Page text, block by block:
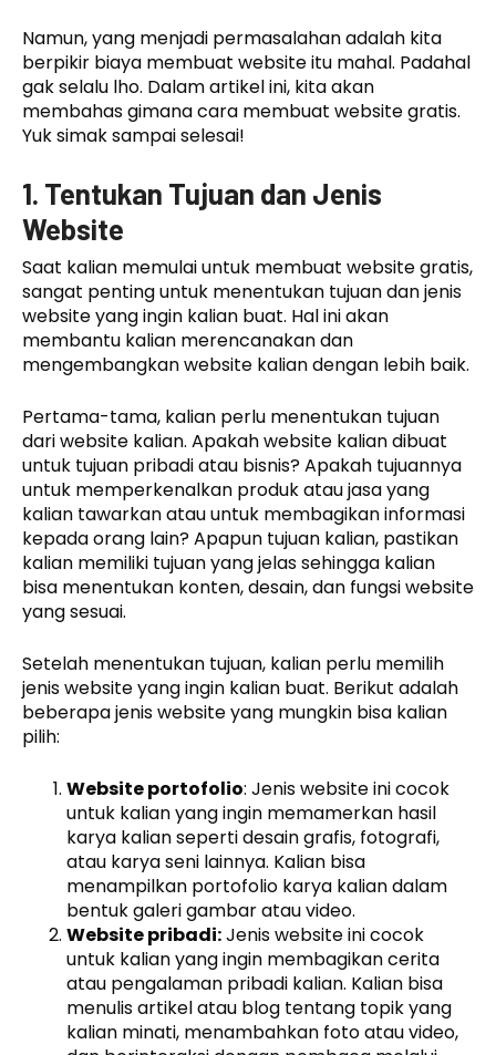
Namun, yang menjadi permasalahan adalah kita
berpikir biaya membuat website itu mahal. Padahal
gak selalu lho. Dalam artikel ini, kita akan
membahas gimana cara membuat website gratis.
Yuk simak sampai selesai!
1. Tentukan Tujuan dan Jenis
Website
Saat kalian memulai untuk membuat website gratis,
sangat penting untuk menentukan tujuan dan jenis
website yang ingin kalian buat. Hal ini akan
membantu kalian merencanakan dan
mengembangkan website kalian dengan lebih baik.
Pertama-tama, kalian perlu menentukan tujuan
dari website kalian. Apakah website kalian dibuat
untuk tujuan pribadi atau bisnis? Apakah tujuannya
untuk memperkenalkan produk atau jasa yang
kalian tawarkan atau untuk membagikan informasi
kepada orang lain? Apapun tujuan kalian, pastikan
kalian memiliki tujuan yang jelas sehingga kalian
bisa menentukan konten, desain, dan fungsi website
yang sesuai.
Setelah menentukan tujuan, kalian perlu memilih
jenis website yang ingin kalian buat. Berikut adalah
beberapa jenis website yang mungkin bisa kalian
pilih:
Website portofolio: Jenis website ini cocok
untuk kalian yang ingin memamerkan hasil
karya kalian seperti desain grafis, fotografi,
atau karya seni lainnya. Kalian bisa
menampilkan portofolio karya kalian dalam
bentuk galeri gambar atau video.
Website pribadi:Jenis website ini cocok
untuk kalian yang ingin membagikan cerita
atau pengalaman pribadi kalian. Kalian bisa
menulis artikel atau blog tentang topik yang
kalian minati, menambahkan foto atau video,